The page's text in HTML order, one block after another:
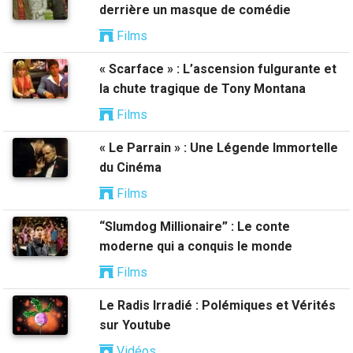
derrière un masque de comédie
Films
« Scarface » : L’ascension fulgurante et
la chute tragique de Tony Montana
Films
« Le Parrain » : Une Légende Immortelle
du Cinéma
Films
“Slumdog Millionaire” : Le conte
moderne qui a conquis le monde
Films
Le Radis Irradié : Polémiques et Vérités
sur Youtube